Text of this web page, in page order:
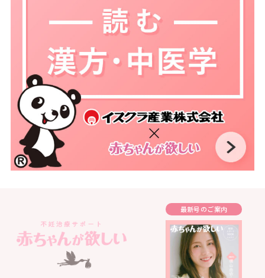
最新号のご案内